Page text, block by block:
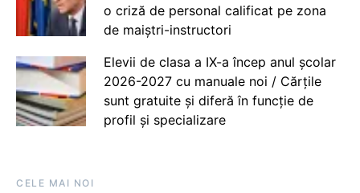
o criză de personal calificat pe zona
de maiștri-instructori
Elevii de clasa a IX-a încep anul școlar
2026-2027 cu manuale noi / Cărțile
sunt gratuite și diferă în funcție de
profil și specializare
CELE MAI NOI